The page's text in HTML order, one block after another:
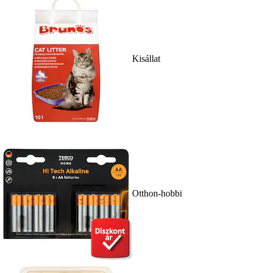
Kisállat
Otthon-hobbi